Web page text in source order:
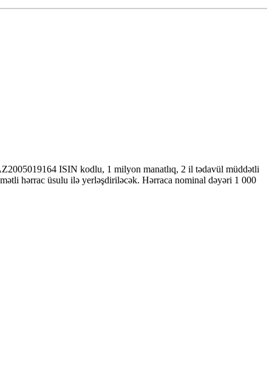
ISIN kodlu, 1 milyon manatlıq, 2 il tədavül müddətli
hərrac üsulu ilə yerləşdiriləcək. Hərraca nominal dəyəri 1 000